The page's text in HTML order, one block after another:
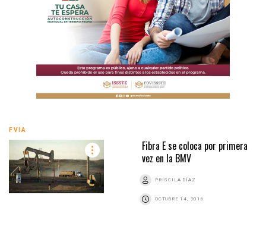
FVIA
Fibra E se coloca por primera
vez en la BMV
PRISCILA DÍAZ
OCTUBRE 14, 2016